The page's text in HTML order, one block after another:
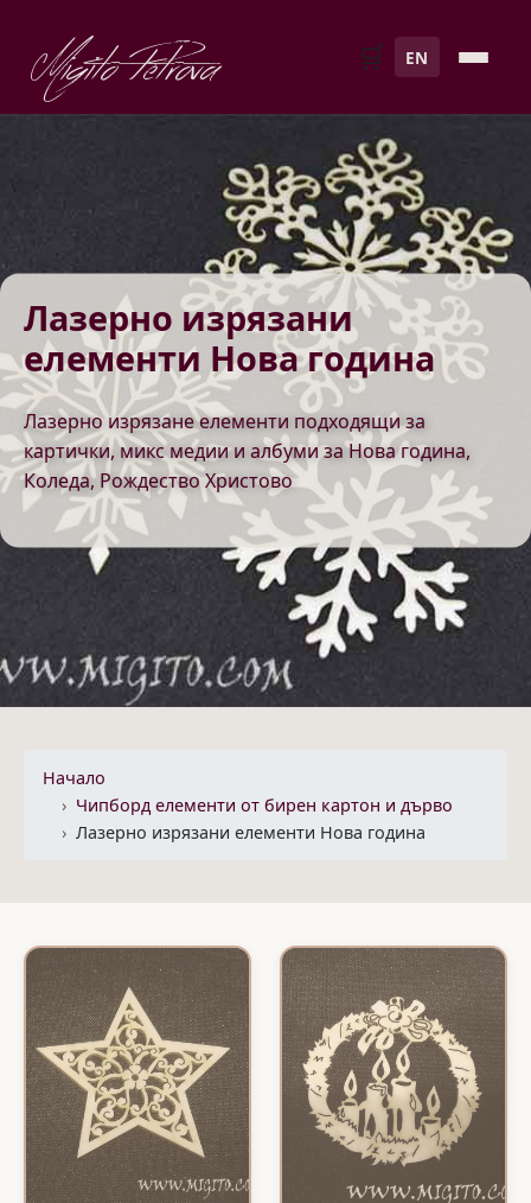
Migito Petrova 🛒 EN
Лазерно изрязани
елементи Нова година
Лазерно изрязане елементи подходящи за
картички, микс медии и албуми за Нова година,
Коледа, Рождество Христово
Начало
Чипборд елементи от бирен картон и дърво
Лазерно изрязани елементи Нова година